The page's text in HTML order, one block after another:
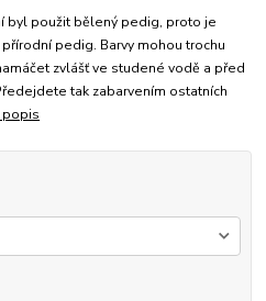
byl použit bělený pedig, proto je
pedig. Barvy mohou trochu
zvlášť ve studené vodě a před
tak zabarvením ostatních
popis